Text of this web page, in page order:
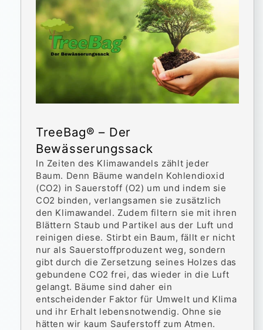
TreeBag® – Der
Bewässerungssack
In Zeiten des Klimawandels zählt jeder
Baum. Denn Bäume wandeln Kohlendioxid
(CO2) in Sauerstoff (O2) um und indem sie
CO2 binden, verlangsamen sie zusätzlich
den Klimawandel. Zudem filtern sie mit ihren
Blättern Staub und Partikel aus der Luft und
reinigen diese. Stirbt ein Baum, fällt er nicht
nur als Sauerstoffproduzent weg, sondern
gibt durch die Zersetzung seines Holzes das
gebundene CO2 frei, das wieder in die Luft
gelangt. Bäume sind daher ein
entscheidender Faktor für Umwelt und Klima
und ihr Erhalt lebensnotwendig. Ohne sie
hätten wir kaum Sauferstoff zum Atmen.